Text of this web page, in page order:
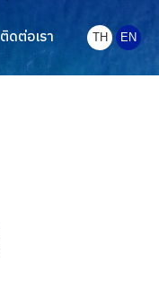
ติดต่อเรา TH EN